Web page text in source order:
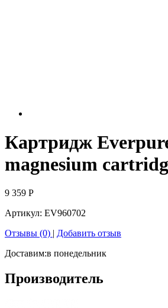
Картридж
magnesium
9 359 Р
Артикул: EV960702
Отзывы (0) | Добавить отзыв
Доставим:в понедельник
Производитель